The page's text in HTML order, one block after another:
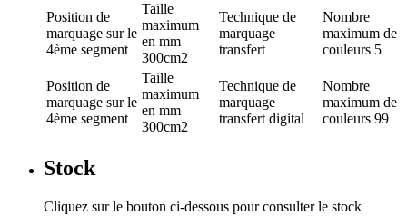
Position de
marquage sur le
4ème segment
Taille
maximum
en mm
300cm2
Technique de
marquage
transfert
Nombre
maximum de
couleurs 5
Position de
marquage sur le
4ème segment
Taille
maximum
en mm
300cm2
Technique de
marquage
transfert digital
Nombre
maximum de
couleurs 99
Stock
Cliquez sur le bouton ci-dessous pour consulter le stock